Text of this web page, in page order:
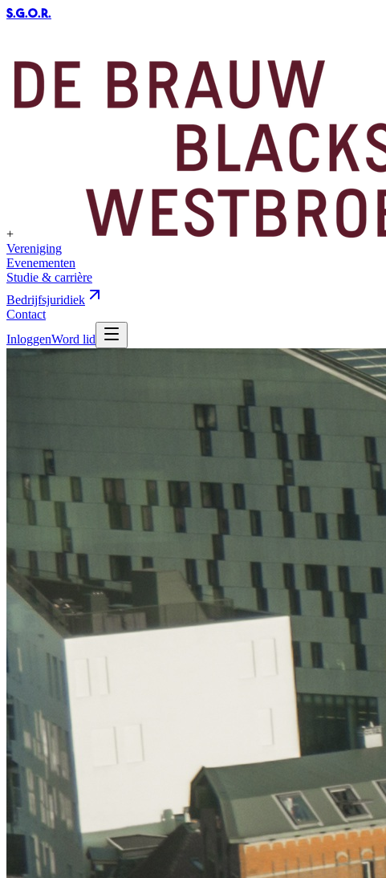
S.G.O.R.
+
Vereniging
Evenementen
Studie & carrière
Bedrijfsjuridiek
Contact
InloggenWord lid